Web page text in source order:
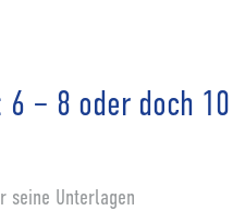
– 8 oder doch 10
seine Unterlagen